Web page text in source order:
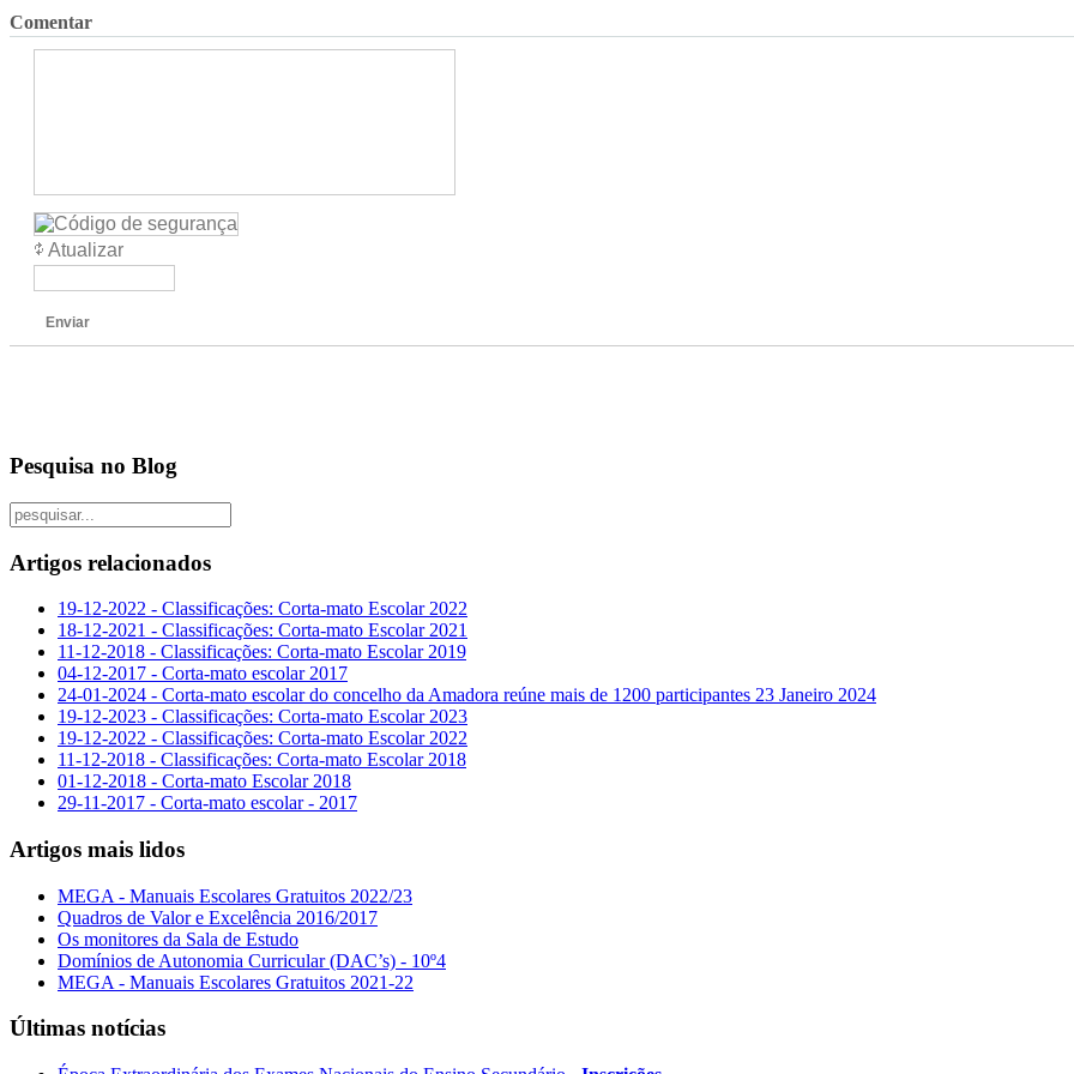
Comentar
Atualizar
Enviar
Pesquisa no Blog
Artigos relacionados
19-12-2022 - Classificações: Corta-mato Escolar 2022
18-12-2021 - Classificações: Corta-mato Escolar 2021
11-12-2018 - Classificações: Corta-mato Escolar 2019
04-12-2017 - Corta-mato escolar 2017
24-01-2024 - Corta-mato escolar do concelho da Amadora reúne mais de 1200 participantes 23 Janeiro 2024
19-12-2023 - Classificações: Corta-mato Escolar 2023
19-12-2022 - Classificações: Corta-mato Escolar 2022
11-12-2018 - Classificações: Corta-mato Escolar 2018
01-12-2018 - Corta-mato Escolar 2018
29-11-2017 - Corta-mato escolar - 2017
Artigos mais lidos
MEGA - Manuais Escolares Gratuitos 2022/23
Quadros de Valor e Excelência 2016/2017
Os monitores da Sala de Estudo
Domínios de Autonomia Curricular (DAC’s) - 10º4
MEGA - Manuais Escolares Gratuitos 2021-22
Últimas notícias